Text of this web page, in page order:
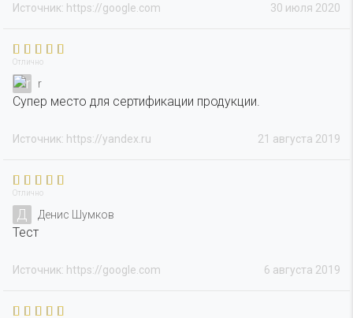
30 июля 2020
Источник: https://google.com
Отлично
r
Супер место для сертификации продукции.
21 августа 2019
Источник: https://yandex.ru
Отлично
Д Денис Шумков
Тест
6 августа 2019
Источник: https://google.com